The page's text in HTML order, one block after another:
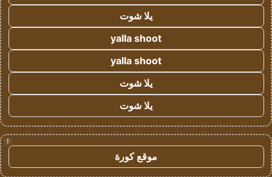
يلا شوت
yalla shoot
yalla shoot
يلا شوت
يلا شوت
!
موقع كورة